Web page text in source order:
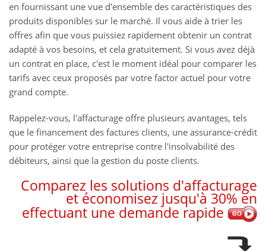
en fournissant une vue d'ensemble des caractéristiques des
produits disponibles sur le marché. Il vous aide à trier les
offres afin que vous puissiez rapidement obtenir un contrat
adapté à vos besoins, et cela gratuitement. Si vous avez déjà
un contrat en place, c'est le moment idéal pour comparer les
tarifs avec ceux proposés par votre factor actuel pour votre
grand compte.
Rappelez-vous, l'affacturage offre plusieurs avantages, tels
que le financement des factures clients, une assurance-crédit
pour protéger votre entreprise contre l'insolvabilité des
débiteurs, ainsi que la gestion du poste clients.
Comparez les solutions d'affacturage
et économisez jusqu'à 30% en
effectuant une demande rapide